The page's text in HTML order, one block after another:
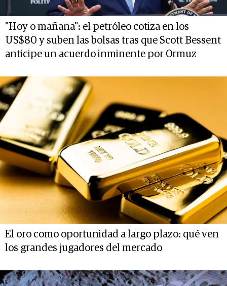
"Hoy o mañana": el petróleo cotiza en los
US$80 y suben las bolsas tras que Scott Bessent
anticipe un acuerdo inminente por Ormuz
El oro como oportunidad a largo plazo: qué ven
los grandes jugadores del mercado